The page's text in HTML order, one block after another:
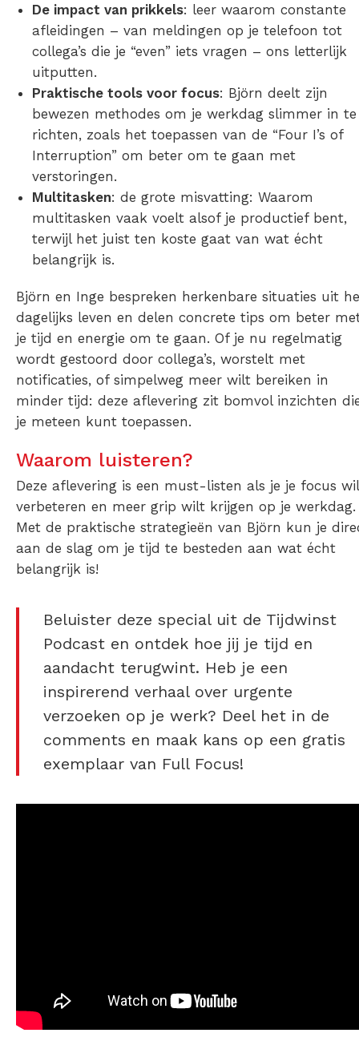
De impact van prikkels: leer waarom constante
afleidingen – van meldingen op je telefoon tot
collega’s die je “even” iets vragen – ons letterlijk
uitputten.
Praktische tools voor focus: Björn deelt zijn
bewezen methodes om je werkdag slimmer in te
richten, zoals het toepassen van de “Four I’s of
Interruption” om beter om te gaan met
verstoringen.
Multitasken: de grote misvatting: Waarom
multitasken vaak voelt alsof je productief bent,
terwijl het juist ten koste gaat van wat écht
belangrijk is.
Björn en Inge bespreken herkenbare situaties uit
dagelijks leven en delen concrete tips om beter
je tijd en energie om te gaan. Of je nu regelmatig
wordt gestoord door collega’s, worstelt met
notificaties, of simpelweg meer wilt bereiken in
minder tijd: deze aflevering zit bomvol inzichten
je meteen kunt toepassen.
Waarom luisteren?
Deze aflevering is een must-listen als je je focus
verbeteren en meer grip wilt krijgen op je werkdag.
Met de praktische strategieën van Björn kun je
aan de slag om je tijd te besteden aan wat écht
belangrijk is!
Beluister deze special uit de Tijdwinst
Podcast en ontdek hoe jij je tijd en
aandacht terugwint. Heb je een
inspirerend verhaal over urgente
verzoeken op je werk? Deel het in de
comments en maak kans op een gratis
exemplaar van Full Focus!